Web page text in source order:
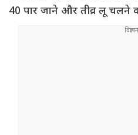
40 पार जाने और तीव्र लू चलने